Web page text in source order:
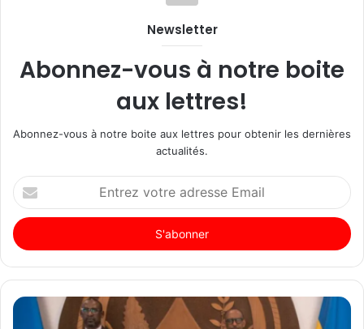
Newsletter
Abonnez-vous à notre boite
aux lettres!
Abonnez-vous à notre boite aux lettres pour obtenir les dernières
actualités.
Entrez
votre
adresse
Email